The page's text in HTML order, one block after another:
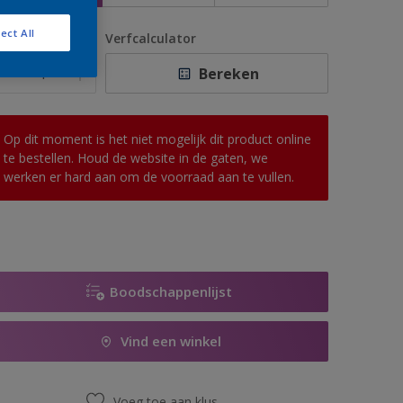
Verfcalculator
Bereken
Op dit moment is het niet mogelijk dit product online
te bestellen. Houd de website in de gaten, we
werken er hard aan om de voorraad aan te vullen.
Boodschappenlijst
Vind een winkel
All